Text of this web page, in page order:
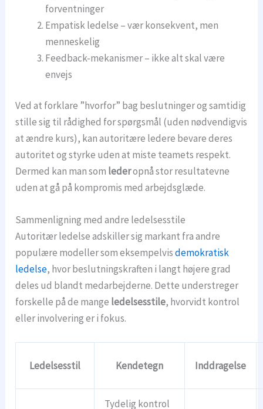
forventninger
Empatisk ledelse – vær konsekvent, men
menneskelig
Feedback-mekanismer – ikke alt skal være
envejs
Ved at forklare ”hvorfor” bag beslutninger og samtidig
stille sig til rådighed for spørgsmål (uden nødvendigvis
at ændre kurs), kan autoritære ledere bevare deres
autoritet og styrke uden at miste teamets respekt.
Dermed kan man som lederopnå stor resultatevne
uden at gå på kompromis med arbejdsglæde.
Sammenligning med andre ledelsesstile
Autoritær ledelse adskiller sig markant fra andre
populære modeller som eksempelvisdemokratisk
ledelse, hvor beslutningskraften i langt højere grad
deles ud blandt medarbejderne. Dette understreger
forskelle på de mange ledelsesstile, hvorvidt kontrol
eller involvering er i fokus.
Ledelsesstil Kendetegn Inddragelse
Tydelig kontrol